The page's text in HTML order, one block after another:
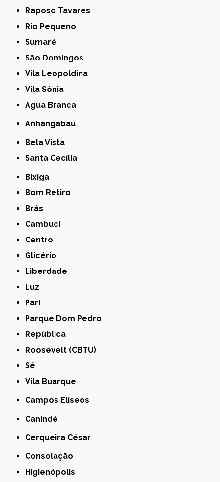
Raposo Tavares
Rio Pequeno
Sumaré
São Domingos
Vila Leopoldina
Vila Sônia
Água Branca
Anhangabaú
Bela Vista
Santa Cecília
Bixiga
Bom Retiro
Brás
Cambuci
Centro
Glicério
Liberdade
Luz
Pari
Parque Dom Pedro
República
Roosevelt (CBTU)
Sé
Vila Buarque
Campos Elíseos
Canindé
Cerqueira César
Consolação
Higienópolis